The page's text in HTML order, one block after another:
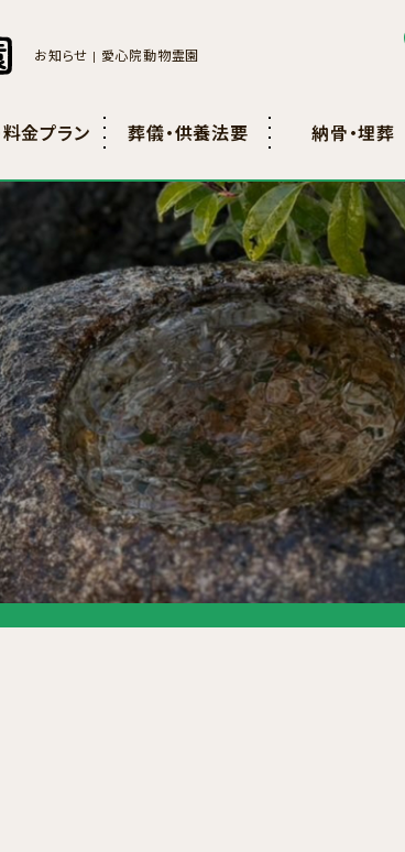
お知らせ | 愛心院動物霊園
料金プラン 葬儀・供養法要 納骨・埋葬